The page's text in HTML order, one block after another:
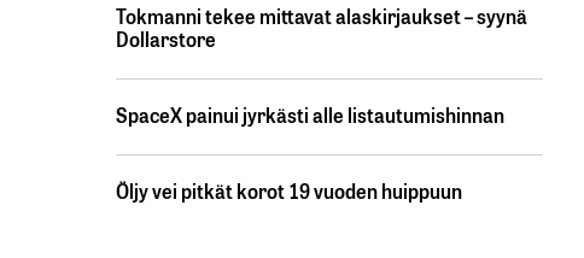
Tokmanni tekee mittavat alaskirjaukset – syynä
Dollarstore
SpaceX painui jyrkästi alle listautumishinnan
Öljy vei pitkät korot 19 vuoden huippuun